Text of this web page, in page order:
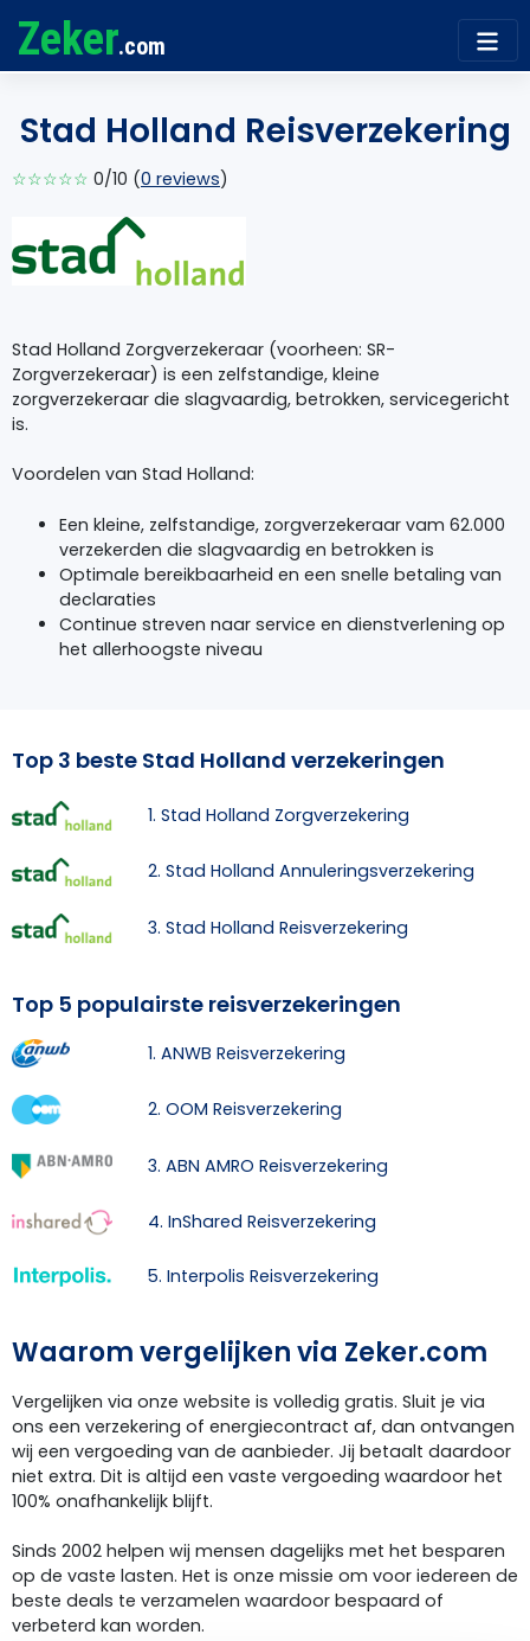
Zeker.com
Stad Holland Reisverzekering
☆☆☆☆☆ 0/10 (0 reviews)
Stad Holland Zorgverzekeraar (voorheen: SR-
Zorgverzekeraar) is een zelfstandige, kleine
zorgverzekeraar die slagvaardig, betrokken, servicegericht
is.
Voordelen van Stad Holland:
Een kleine, zelfstandige, zorgverzekeraar vam 62.000
verzekerden die slagvaardig en betrokken is
Optimale bereikbaarheid en een snelle betaling van
declaraties
Continue streven naar service en dienstverlening op
het allerhoogste niveau
Top 3 beste Stad Holland verzekeringen
1. Stad Holland Zorgverzekering
2. Stad Holland Annuleringsverzekering
3. Stad Holland Reisverzekering
Top 5 populairste reisverzekeringen
1. ANWB Reisverzekering
2. OOM Reisverzekering
3. ABN AMRO Reisverzekering
4. InShared Reisverzekering
5. Interpolis Reisverzekering
Waarom vergelijken via Zeker.com
Vergelijken via onze website is volledig gratis. Sluit je via
ons een verzekering of energiecontract af, dan ontvangen
wij een vergoeding van de aanbieder. Jij betaalt daardoor
niet extra. Dit is altijd een vaste vergoeding waardoor het
100% onafhankelijk blijft.
Sinds 2002 helpen wij mensen dagelijks met het besparen
op de vaste lasten. Het is onze missie om voor iedereen de
beste deals te verzamelen waardoor bespaard of
verbeterd kan worden.